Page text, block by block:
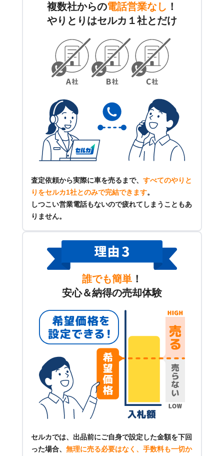
複数社からの電話営業なし ！
やりとりはセルカ１社とだけ
査定依頼から実際に車を売るまで、 すべてのやりと
りをセルカ1社とのみで完結できます。
しつこい営業電話もないので疲れてしまうこともあ
りません。
誰でも簡単 ！
安心＆納得の売却体験
セルカでは、出品前にご自身で設定した金額を下回
った場合、 無理に売る必要はなく、手数料も一切か